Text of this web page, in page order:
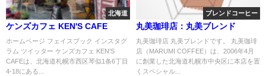
北海道
ケンズカフェ KEN'S CAFE
ホームページ フェイスブック インスタグ
ラム ツイッター ケンズカフェ KEN'S
CAFEは、北海道札幌市西区琴似1条6丁目
4-18にある...
ブレンドコーヒー
丸美珈琲店：丸美ブレンド
丸美珈琲店 丸美ブレンドです。 丸美珈琲
店（MARUMI COFFEE）は、2006年4月
に創業した北海道札幌市中央区に本店を置
くスペシャル...